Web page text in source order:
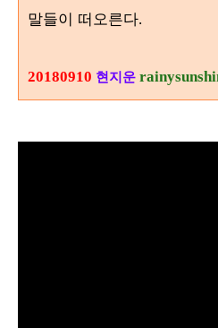
말들이 떠오른다.
20180910 현지운